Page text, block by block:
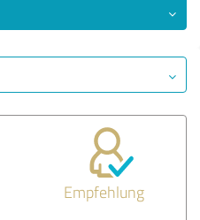
Empfehlung